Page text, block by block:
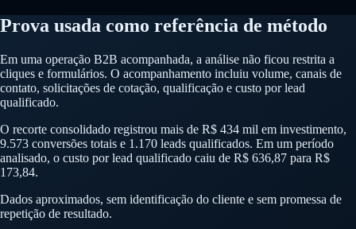
Prova usada como referência de método
Em uma operação B2B acompanhada, a análise não ficou restrita a
cliques e formulários. O acompanhamento incluiu volume, canais de
contato, solicitações de cotação, qualificação e custo por lead
qualificado.
O recorte consolidado registrou mais de R$ 434 mil em investimento,
9.573 conversões totais e 1.170 leads qualificados. Em um período
analisado, o custo por lead qualificado caiu de R$ 636,87 para R$
173,84.
Dados aproximados, sem identificação do cliente e sem promessa de
repetição de resultado.